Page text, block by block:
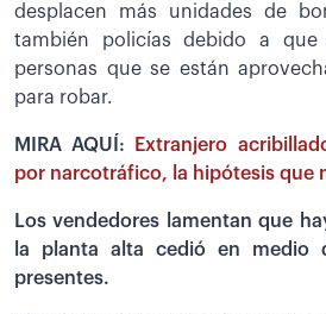
desplacen más unidades de
también policías debido a que
personas que se están
para robar.
MIRA AQUÍ:
Extranjero
por narcotráfico, la hipótesis que
Los vendedores lamentan que
la planta alta cedió en medio
presentes.